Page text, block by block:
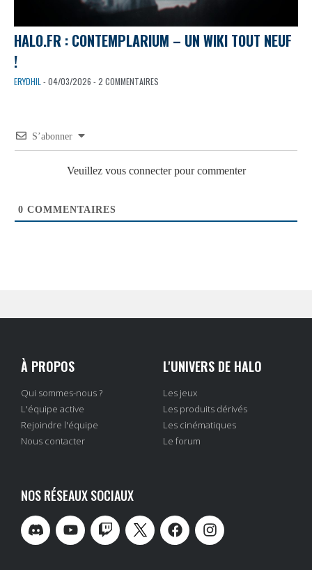
HALO.FR : CONTEMPLARIUM – UN WIKI TOUT NEUF
!
ERYDHIL - 04/03/2026 - 2 COMMENTAIRES
S’abonner
Veuillez vous connecter pour commenter
0 COMMENTAIRES
À PROPOS
Qui sommes-nous ?
L'équipe active
Rejoindre l'équipe
Nous contacter
L'UNIVERS DE HALO
Les jeux
Les produits dérivés
Les cinématiques
Le forum
NOS RÉSEAUX SOCIAUX